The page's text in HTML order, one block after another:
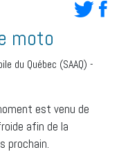
moto
du Québec (SAAQ) -
est venu de
afin de la
prochain.